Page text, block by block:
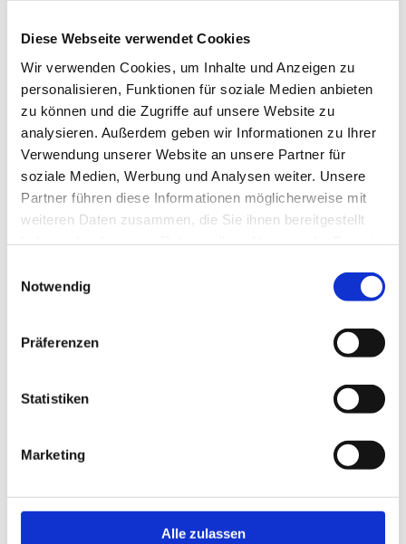
Diese Webseite verwendet Cookies
Wir verwenden Cookies, um Inhalte und Anzeigen zu
personalisieren, Funktionen für soziale Medien anbieten
zu können und die Zugriffe auf unsere Website zu
analysieren. Außerdem geben wir Informationen zu Ihrer
Verwendung unserer Website an unsere Partner für
soziale Medien, Werbung und Analysen weiter. Unsere
Partner führen diese Informationen möglicherweise mit
weiteren Daten zusammen, die Sie ihnen bereitgestellt
Notwendig
Präferenzen
Statistiken
Marketing
Alle zulassen